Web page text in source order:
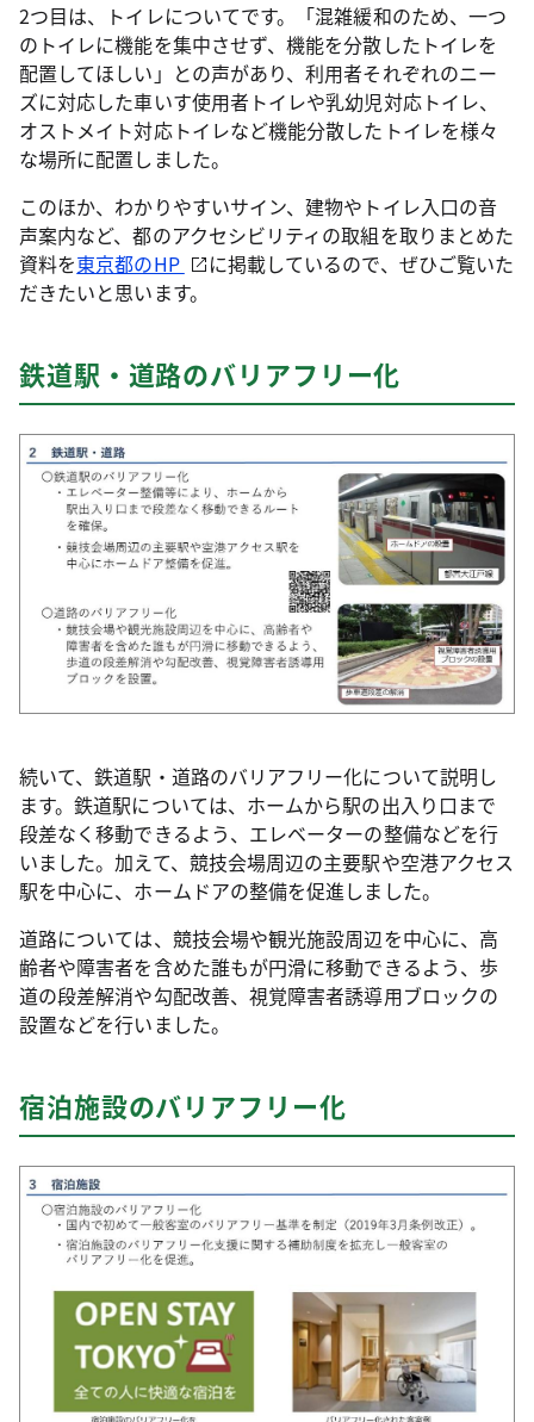
2つ目は、トイレについてです。「混雑緩和のため、一つ
のトイレに機能を集中させず、機能を分散したトイレを
配置してほしい」との声があり、利用者それぞれのニー
ズに対応した車いす使用者トイレや乳幼児対応トイレ、
オストメイト対応トイレなど機能分散したトイレを様々
な場所に配置しました。
このほか、わかりやすいサイン、建物やトイレ入口の音
声案内など、都のアクセシビリティの取組を取りまとめた
資料を東京都のHP
に掲載しているので、ぜひご覧いた
だきたいと思います。
鉄道駅・道路のバリアフリー化
続いて、鉄道駅・道路のバリアフリー化について説明し
ます。鉄道駅については、ホームから駅の出入り口まで
段差なく移動できるよう、エレベーターの整備などを行
いました。加えて、競技会場周辺の主要駅や空港アクセス
駅を中心に、ホームドアの整備を促進しました。
道路については、競技会場や観光施設周辺を中心に、高
齢者や障害者を含めた誰もが円滑に移動できるよう、歩
道の段差解消や勾配改善、視覚障害者誘導用ブロックの
設置などを行いました。
宿泊施設のバリアフリー化